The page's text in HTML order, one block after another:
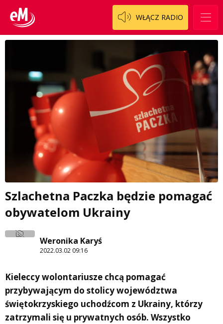
WŁĄCZ RADIO
Szlachetna Paczka będzie pomagać
obywatelom Ukrainy
Weronika Karyś
2022.03.02 09:16
Kieleccy wolontariusze chcą pomagać
przybywającym do stolicy województwa
świętokrzyskiego uchodźcom z Ukrainy, którzy
zatrzymali się u prywatnych osób. Wszystko